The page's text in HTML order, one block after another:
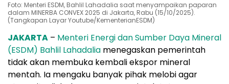
Foto: Menteri ESDM, Bahlil Lahadalia saat menyampaikan paparan
dalam MINERBA CONVEX 2025 di Jakarta, Rabu (15/10/2025).
(Tangkapan Layar Youtube/KementerianESDM)
JAKARTA – Menteri Energi dan Sumber Daya Mineral
(ESDM) Bahlil Lahadalia menegaskan pemerintah
tidak akan membuka kembali ekspor mineral
mentah. Ia mengaku banyak pihak melobi agar